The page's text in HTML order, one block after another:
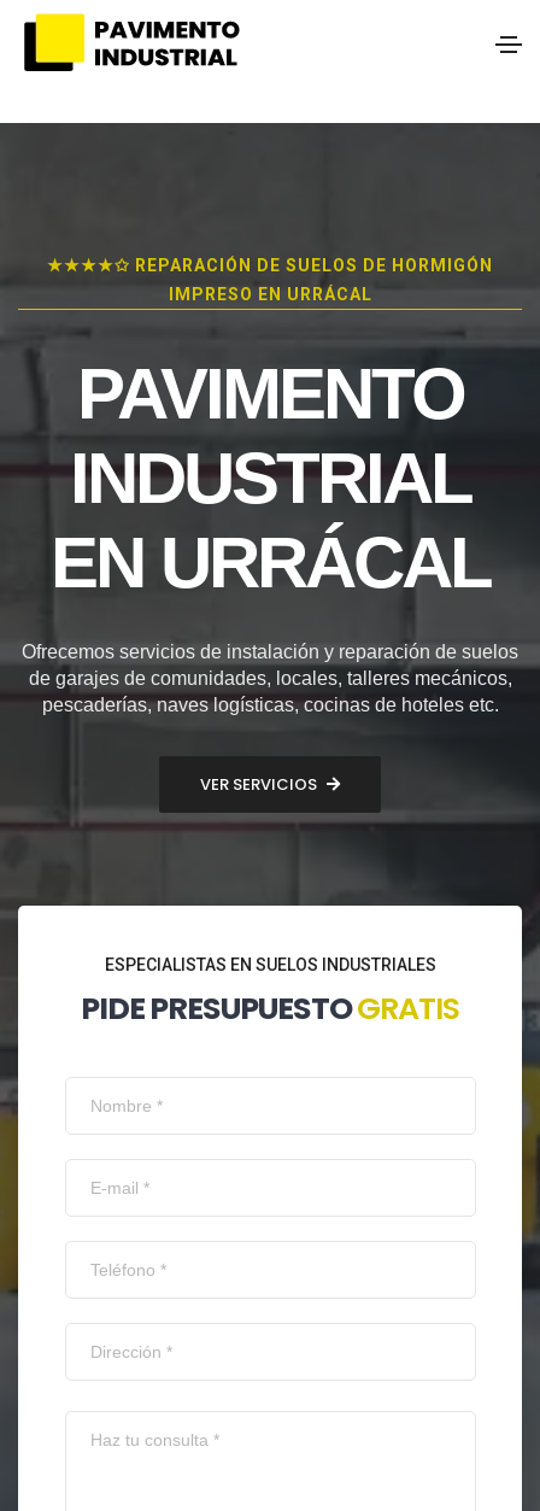
★★★★✩ REPARACIÓN DE SUELOS DE HORMIGÓN
IMPRESO EN URRÁCAL
PAVIMENTO
INDUSTRIAL
EN URRÁCAL
Ofrecemos servicios de instalación y reparación de suelos
de garajes de comunidades, locales, talleres mecánicos,
pescaderías, naves logísticas, cocinas de hoteles etc.
VER SERVICIOS
ESPECIALISTAS EN SUELOS INDUSTRIALES
PIDE PRESUPUESTOGRATIS